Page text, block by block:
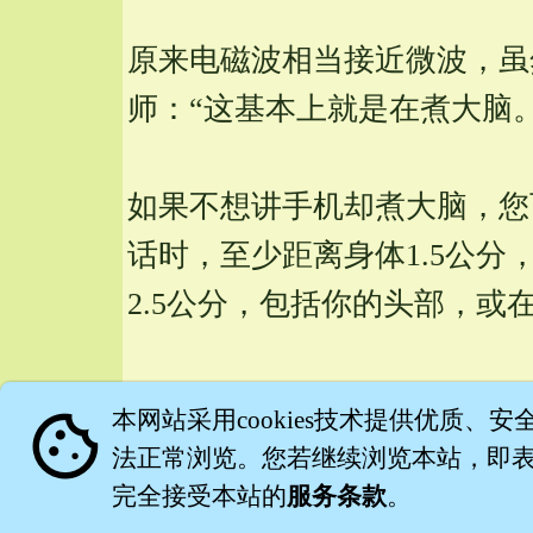
原来电磁波相当接近微波，
师：“这基本上就是在煮大脑
如果不想讲手机却煮大脑，
话时，至少距离身体1.5公分
2.5公分，包括你的头部，或
手机有害人体，只是为了卖
来源：http://tw.news.
cookie 本网站采用cookies技术提供优质、安
法正常浏览。您若继续浏览本站，即
完全接受本站的服务条款。